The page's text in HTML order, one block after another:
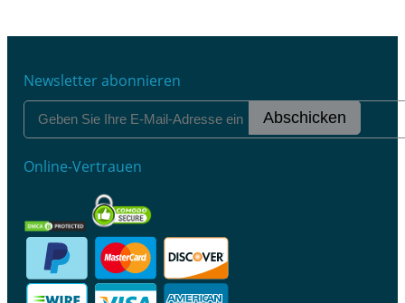
Newsletter abonnieren
Abschicken
Online-Vertrauen